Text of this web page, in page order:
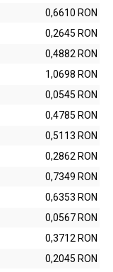
0,6610 RON
0,2645 RON
0,4882 RON
1,0698 RON
0,0545 RON
0,4785 RON
0,5113 RON
0,2862 RON
0,7349 RON
0,6353 RON
0,0567 RON
0,3712 RON
0,2045 RON